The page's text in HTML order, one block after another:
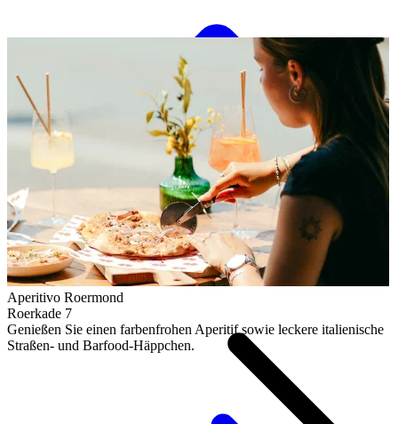
Aperitivo Roermond
Roerkade 7
Genießen Sie einen farbenfrohen Aperitif sowie leckere italienische
Straßen- und Barfood-Häppchen.